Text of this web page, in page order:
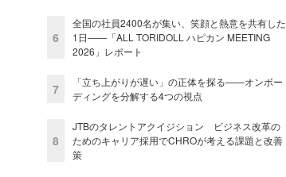
6
全国の社員2400名が集い、笑顔と熱意を共有した
1日――「ALL TORIDOLL ハピカン MEETING
2026」レポート
7
「立ち上がりが遅い」の正体を探る——オンボー
ディングを分解する4つの視点
8
JTBのタレントアクイジション ビジネス改革の
ためのキャリア採用でCHROが考える課題と改善
策